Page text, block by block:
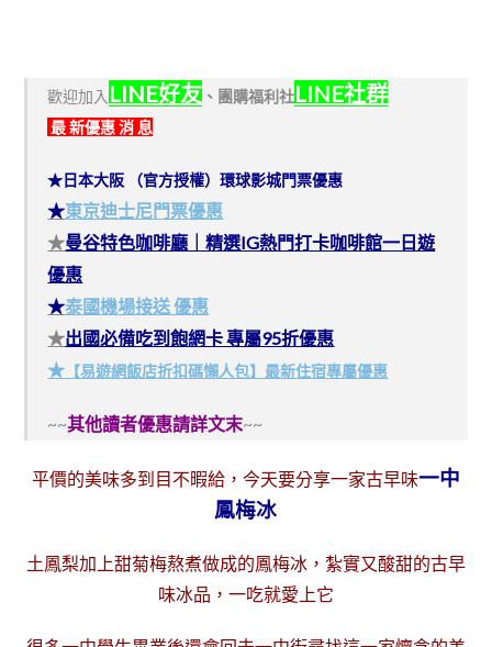
歡迎加入 LINE好友 、 團購福利社LINE社群
最 新優惠 消 息
★日本大阪 （官方授權）環球影城門票優惠
★東京迪士尼門票優惠
★曼谷特色咖啡廳｜精選IG熱門打卡咖啡館一日遊
優惠
★泰國機場接送 優惠
★出國必備吃到飽網卡 專屬95折優惠
★ 【易遊網飯店折扣碼懶人包】最新住宿專屬優惠
~~其他讀者優惠請詳文末~~
平價的美味多到目不暇給，今天要分享一家古早味一中
鳳梅冰
土鳳梨加上甜菊梅熬煮做成的鳳梅冰， 紮實又酸甜的古早
味冰品，一吃就愛上它